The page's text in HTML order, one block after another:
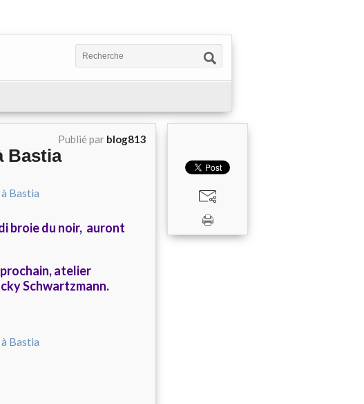
Publié par blog813
Bastia
broie du noir, auront
atelier
Schwartzmann.